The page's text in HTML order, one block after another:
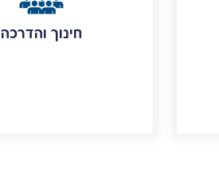
חינוך והדרכה